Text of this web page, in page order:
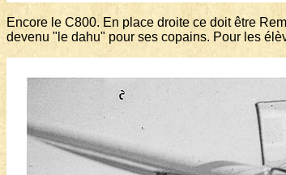
Encore le C800. En place droite ce doit être
devenu "le dahu" pour ses copains. Pour les